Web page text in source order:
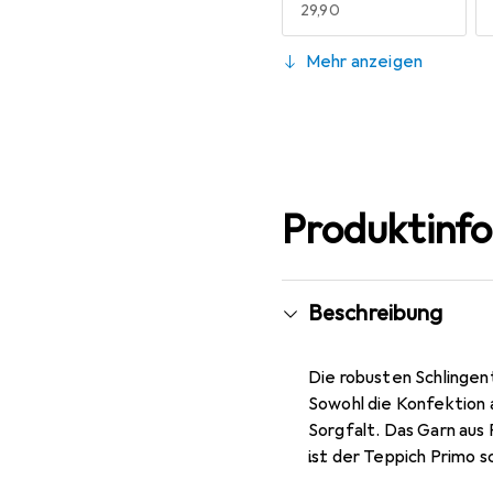
EUR
29,90
133 x 133 cm
EUR
39,90
Mehr anzeigen
Beschreibung
Die robusten
Sowohl die Konfektion
Sorgfalt. Das Garn
ist der Teppich Primo